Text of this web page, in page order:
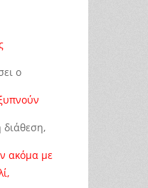
ο
διάθεση,
ακόμα με